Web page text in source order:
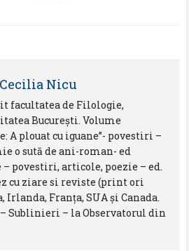
Nicu
facultatea de Filologie,
Bucureşti. Volume
A plouat cu iguane”- povestiri –
o sută de ani-roman- ed
– povestiri, articole, poezie – ed.
cu ziare si reviste (print ori
Franţa, SUA şi Canada.
Sublinieri – la Observatorul din